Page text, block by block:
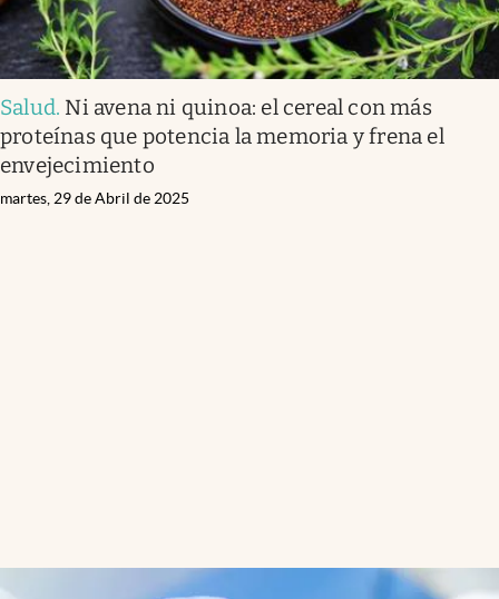
Salud. Ni avena ni quinoa: el cereal con más
proteínas que potencia la memoria y frena el
envejecimiento
martes, 29 de Abril de 2025